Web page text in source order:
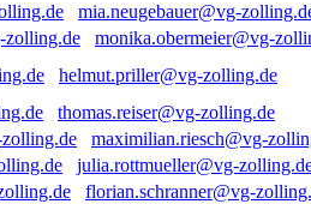
mia.neugebauer@vg-
monika.obermeier@vg-
helmut.priller@vg-zolling.de
thomas.reiser@vg-zolling.de
maximilian.riesch@vg-
julia.rottmueller@vg-
florian.schranner@vg-